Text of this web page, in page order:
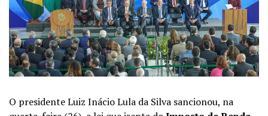
O presidente Luiz Inácio Lula da Silva sancionou, na